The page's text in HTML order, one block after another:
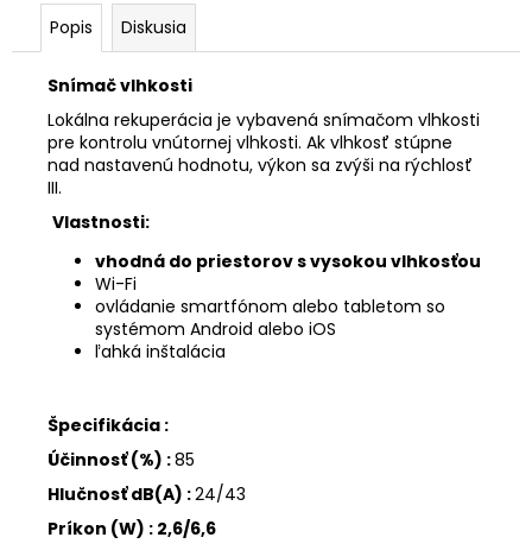
Popis Diskusia
Snímač vlhkosti
Lokálna rekuperácia je vybavená snímačom vlhkosti
pre kontrolu vnútornej vlhkosti. Ak vlhkosť stúpne
nad nastavenú hodnotu, výkon sa zvýši na rýchlosť
III.
Vlastnosti:
vhodná do priestorov s vysokou vlhkosťou
Wi-Fi
ovládanie smartfónom alebo tabletom so
systémom Android alebo iOS
ľahká inštalácia
Špecifikácia :
Účinnosť (%) :85
Hlučnosť dB(A) :24/43
Príkon (W) : 2,6/6,6